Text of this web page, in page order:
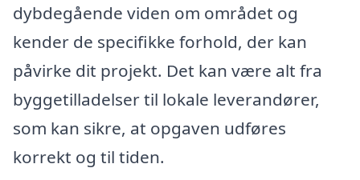
dybdegående viden om området og
kender de specifikke forhold, der kan
påvirke dit projekt. Det kan være alt fra
byggetilladelser til lokale leverandører,
som kan sikre, at opgaven udføres
korrekt og til tiden.